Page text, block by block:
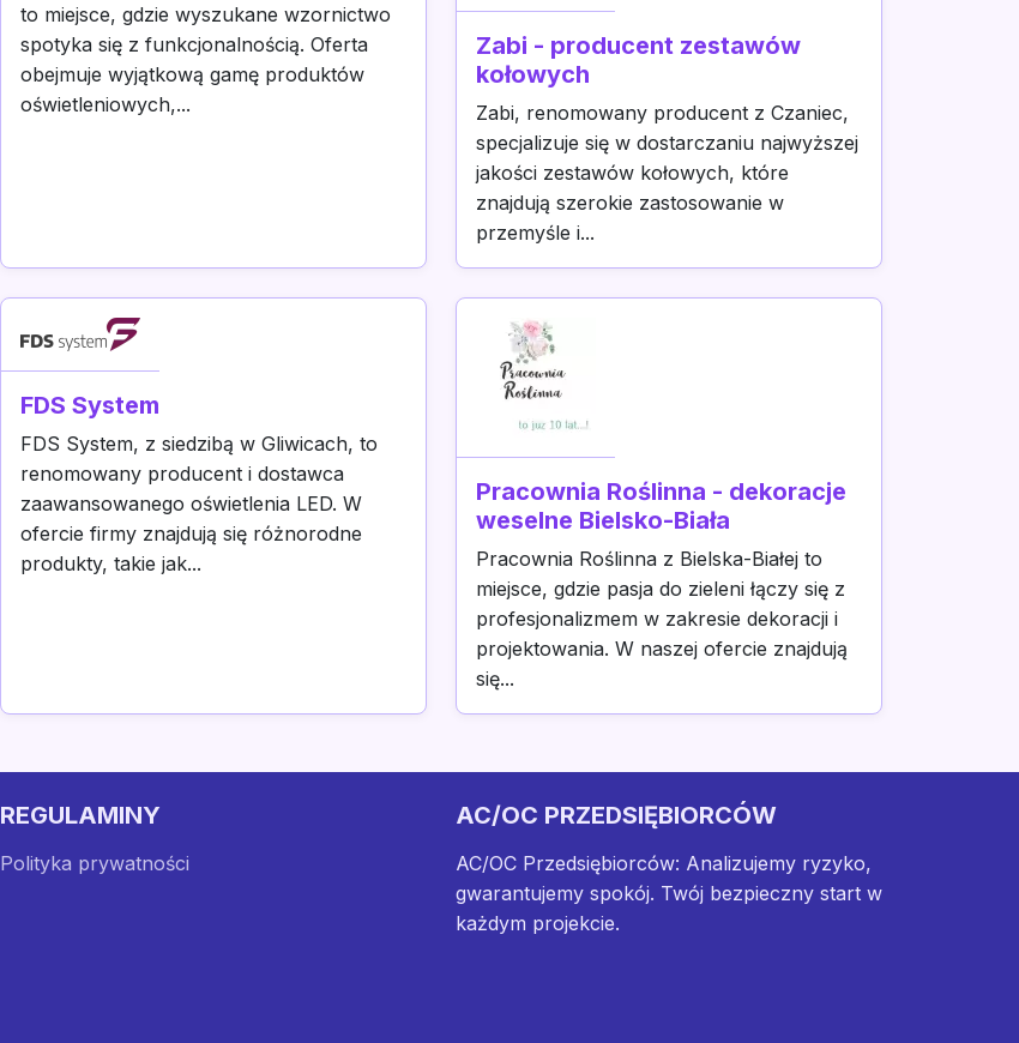
to miejsce, gdzie wyszukane wzornictwo
spotyka się z funkcjonalnością. Oferta
obejmuje wyjątkową gamę produktów
oświetleniowych,...
Zabi - producent zestawów
kołowych
Zabi, renomowany producent z Czaniec,
specjalizuje się w dostarczaniu najwyższej
jakości zestawów kołowych, które
znajdują szerokie zastosowanie w
przemyśle i...
FDS System
FDS System, z siedzibą w Gliwicach, to
renomowany producent i dostawca
zaawansowanego oświetlenia LED. W
ofercie firmy znajdują się różnorodne
produkty, takie jak...
Pracownia Roślinna - dekoracje
weselne Bielsko-Biała
Pracownia Roślinna z Bielska-Białej to
miejsce, gdzie pasja do zieleni łączy się z
profesjonalizmem w zakresie dekoracji i
projektowania. W naszej ofercie znajdują
się...
REGULAMINY
Polityka prywatności
AC/OC PRZEDSIĘBIORCÓW
AC/OC Przedsiębiorców: Analizujemy ryzyko,
gwarantujemy spokój. Twój bezpieczny start w
każdym projekcie.